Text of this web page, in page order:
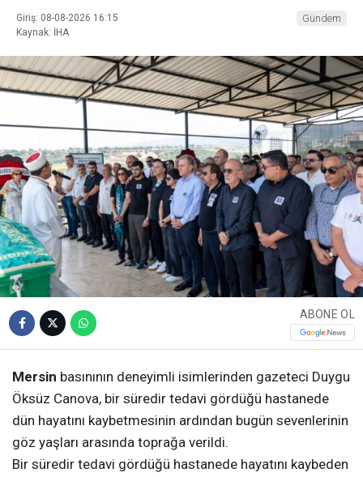
Giriş: 08-08-2026 16:15
Kaynak: İHA
Gündem
ABONE OL
Mersin basınının deneyimli isimlerinden gazeteci Duygu
Öksüz Canova, bir süredir tedavi gördüğü hastanede
dün hayatını kaybetmesinin ardından bugün sevenlerinin
göz yaşları arasında toprağa verildi.
Bir süredir tedavi gördüğü hastanede hayatını kaybeden